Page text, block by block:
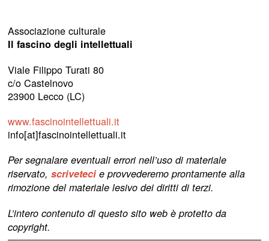
Associazione culturale
Il fascino degli intellettuali
Viale Filippo Turati 80
c/o Castelnovo
23900 Lecco (LC)
www.fascinointellettuali.it
info[at]fascinointellettuali.it
Per segnalare eventuali errori nell’uso di materiale
riservato,scriveteci e provvederemo prontamente alla
rimozione del materiale lesivo dei diritti di terzi.
L’intero contenuto di questo sito web è protetto da
copyright.